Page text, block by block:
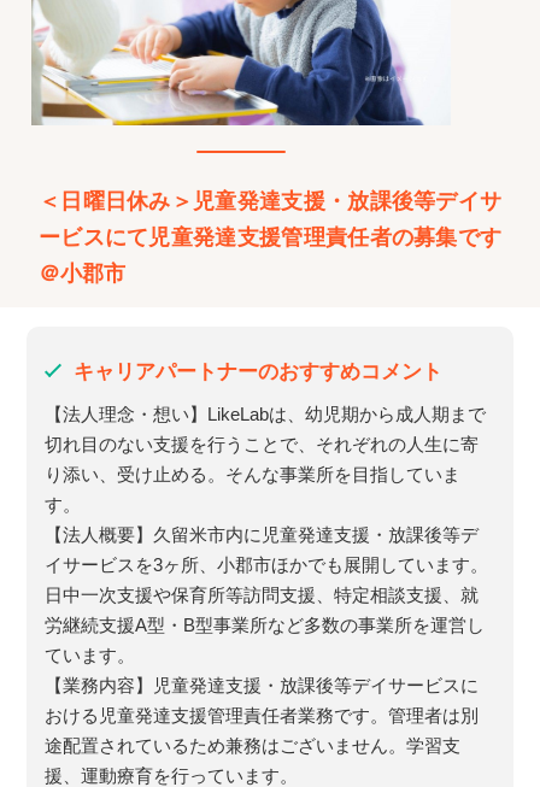
＜日曜日休み＞児童発達支援・放課後等デイサ
ービスにて児童発達支援管理責任者の募集です
＠小郡市
キャリアパートナーのおすすめコメント
【法人理念・想い】LikeLabは、幼児期から成人期まで
切れ目のない支援を行うことで、それぞれの人生に寄
り添い、受け止める。そんな事業所を目指していま
す。
【法人概要】久留米市内に児童発達支援・放課後等デ
イサービスを3ヶ所、小郡市ほかでも展開しています。
日中一次支援や保育所等訪問支援、特定相談支援、就
労継続支援A型・B型事業所など多数の事業所を運営し
ています。
【業務内容】児童発達支援・放課後等デイサービスに
おける児童発達支援管理責任者業務です。管理者は別
途配置されているため兼務はございません。学習支
援、運動療育を行っています。